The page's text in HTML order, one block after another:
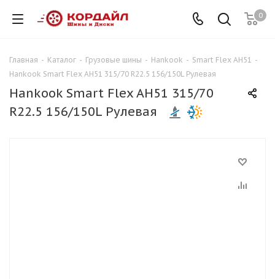
0
Главная - Каталог - Грузовые шины - Hankook - Smart Flex AH51 -
Hankook Smart Flex AH51 315/70 R22.5 156/150L Рулевая
Hankook Smart Flex AH51 315/70
R22.5 156/150L Рулевая